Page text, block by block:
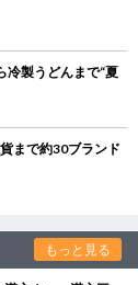
製うどんまで“夏
まで約30ブランド
もっと見る